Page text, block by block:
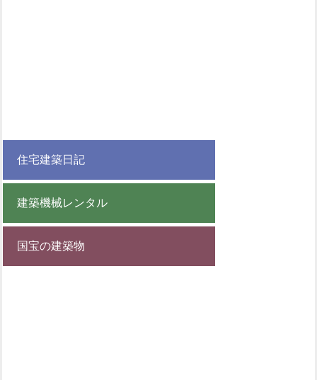
住宅建築日記
建築機械レンタル
国宝の建築物